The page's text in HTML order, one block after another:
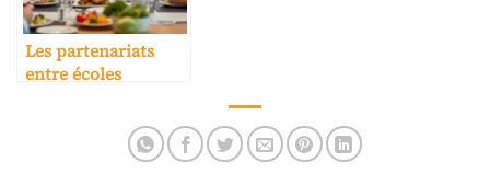
Les partenariats
entre écoles